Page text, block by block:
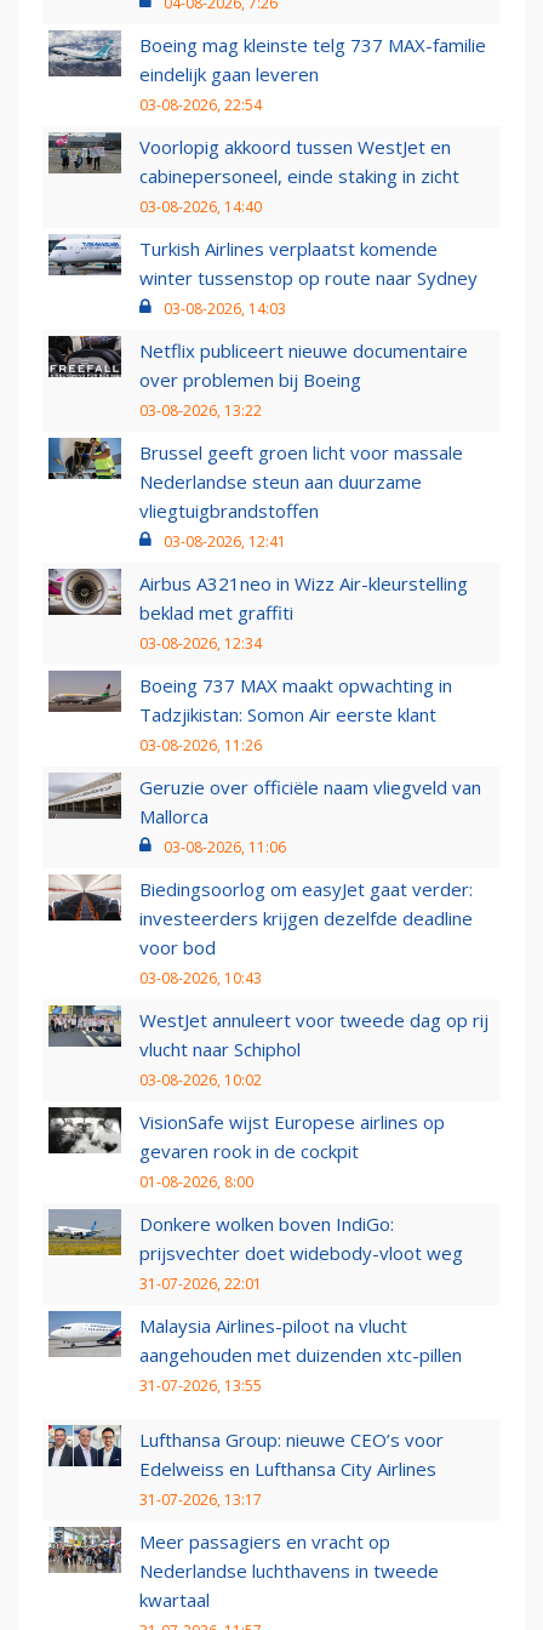
Boeing mag kleinste telg 737 MAX-familie
eindelijk gaan leveren
03-08-2026, 22:54
Voorlopig akkoord tussen WestJet en
cabinepersoneel, einde staking in zicht
03-08-2026, 14:40
Turkish Airlines verplaatst komende
winter tussenstop op route naar Sydney
03-08-2026, 14:03
Netflix publiceert nieuwe documentaire
over problemen bij Boeing
03-08-2026, 13:22
Brussel geeft groen licht voor massale
Nederlandse steun aan duurzame
vliegtuigbrandstoffen
03-08-2026, 12:41
Airbus A321neo in Wizz Air-kleurstelling
beklad met graffiti
03-08-2026, 12:34
Boeing 737 MAX maakt opwachting in
Tadzjikistan: Somon Air eerste klant
03-08-2026, 11:26
Geruzie over officiële naam vliegveld van
Mallorca
03-08-2026, 11:06
Biedingsoorlog om easyJet gaat verder:
investeerders krijgen dezelfde deadline
voor bod
03-08-2026, 10:43
WestJet annuleert voor tweede dag op rij
vlucht naar Schiphol
03-08-2026, 10:02
VisionSafe wijst Europese airlines op
gevaren rook in de cockpit
01-08-2026, 8:00
Donkere wolken boven IndiGo:
prijsvechter doet widebody-vloot weg
31-07-2026, 22:01
Malaysia Airlines-piloot na vlucht
aangehouden met duizenden xtc-pillen
31-07-2026, 13:55
Lufthansa Group: nieuwe CEO’s voor
Edelweiss en Lufthansa City Airlines
31-07-2026, 13:17
Meer passagiers en vracht op
Nederlandse luchthavens in tweede
kwartaal